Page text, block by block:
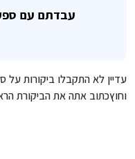
עבדתם עם
עדיין לא התקבלו ביקורות על
וחוץכתוב אתה את הביקורת